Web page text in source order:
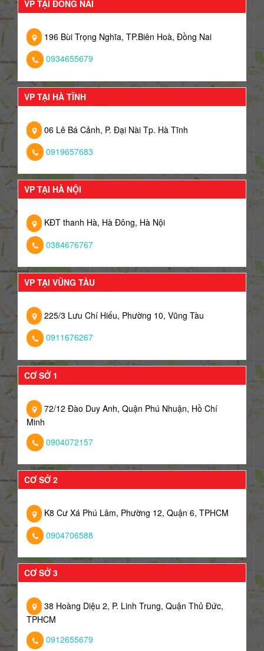
VP TẠI ĐỒNG NAI
196 Bùi Trọng Nghĩa, TP.Biên Hoà, Đồng Nai
0934655679
VP TẠI HÀ TĨNH
06 Lê Bá Cảnh, P. Đại Nài Tp. Hà Tĩnh
0919657683
VP TẠI HÀ NỘI
KĐT thanh Hà, Hà Đông, Hà Nội
0384676767
VP TẠI VŨNG TÀU
225/3 Lưu Chí Hiếu, Phường 10, Vũng Tàu
0911676267
CƠ SỞ 1
72/12 Đào Duy Anh, Quận Phú Nhuận, Hồ Chí
Minh
0904072157
CƠ SỞ 2
K8 Cư Xá Phú Lâm, Phường 12, Quận 6, TPHCM
0904706588
CƠ SỞ 3
38 Hoàng Diệu 2, P. Linh Trung, Quận Thủ Đức,
TPHCM
0912655679